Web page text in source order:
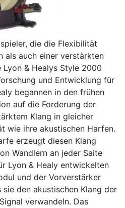
die die Flexibilität
als auch einer verstärkten
& Healys Style 2000
und Entwicklung für
begannen in den frühen
auf die Forderung der
Klang in gleicher
wie ihre akustischen Harfen.
erzeugt diesen Klang
Wandlern an jeder Saite
Lyon & Healy entwickelten
und der Vorverstärker
den akustischen Klang der
verwandeln. Das